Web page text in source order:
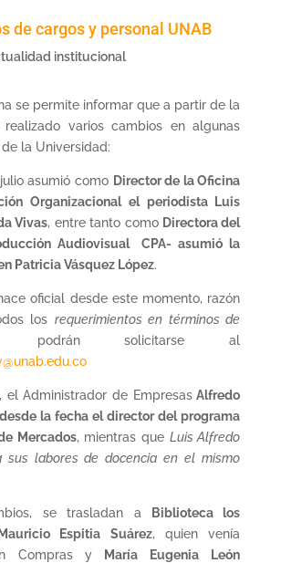
de cargos y personal UNAB
institucional
se permite informar que a partir de la
varios cambios en algunas
la Universidad:
asumió como Director de la Oficina
Organizacional el periodista Luis
Vivas, entre tanto como Directora del
Audiovisual  CPA- asumió la
Patricia Vásquez López.
oficial desde este momento, razón
los requerimientos en términos de
solicitarse al
el Administrador de EmpresasAlfredo
desde la fecha el director del programa
Mercados, mientras que Luis Alfredo
sus labores de docencia en el mismo
se trasladan a
Biblioteca los
Espitia Suárez, quien venía
Compras y María Eugenia León